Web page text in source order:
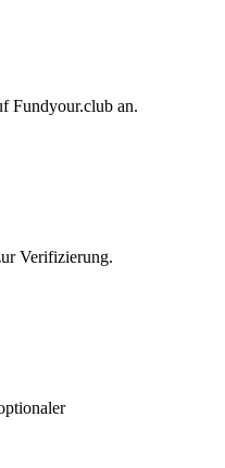
Fundyour.club an.
Verifizierung.